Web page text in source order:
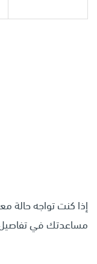
إذا كنت تواجه حالة
مساعدتك في تفاصيل